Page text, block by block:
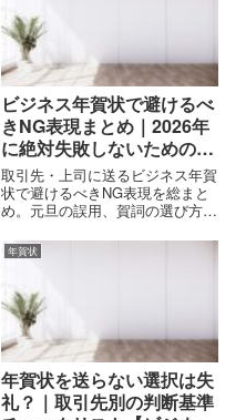
す。相手との関係性（取引先、同
僚...
ビジネス年賀状で避けるべ
きNG表現まとめ｜2026年
に絶対失敗しないための注
意点
取引先・上司に送るビジネス年賀
状で避けるべきNG表現を総まと
め。元旦の誤用、賀詞の選び方、
ど、2026年に失敗しないための
注意点を整理。
年賀状
年賀状を送らない選択は失
礼？｜取引先別の判断基準